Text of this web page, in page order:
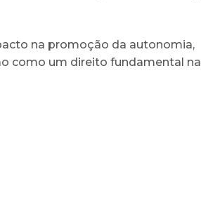
na promoção da autonomia,
como um direito fundamental na